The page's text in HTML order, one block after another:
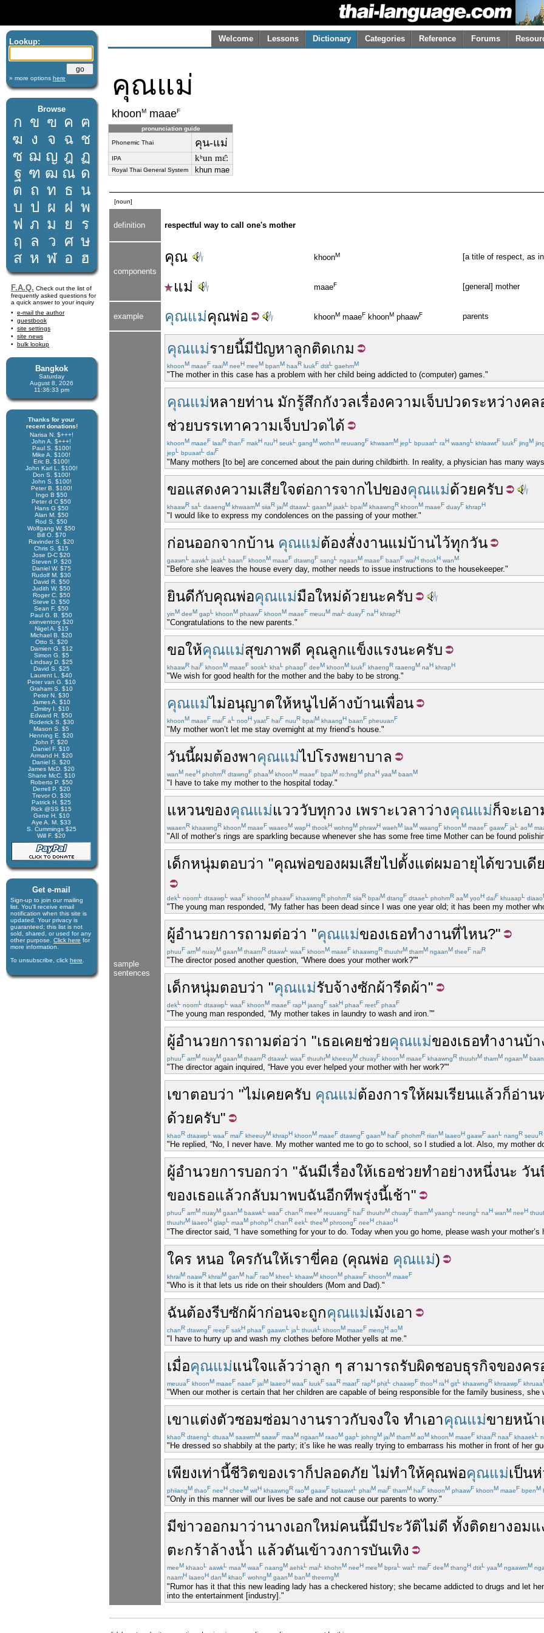
Lookup:
» more options here
Browse
ก ข ฃ ค ฅ
ฆ ง จ ฉ ช
ซ ฌ ญ ฎ ฏ
ฐ ฑ ฒ ณ ด
ต ถ ท ธ น
บ ป ผ ฝ พ
ฟ ภ ม ย
ร
ฤ
ล ว ศ ษ
ส ห ฬ อ ฮ
F.A.Q. Check out the list of
frequently asked questions for
a quick answer to your inquiry
e-mail the author
guestbook
site settings
site news
bulk lookup
Bangkok
Saturday
August 8, 2026
11:36:34 pm
Thanks for your
recent donations!
Narisa N. $+++!
John A. $+++!
Paul S. $100!
Mike A. $100!
Eric B. $100!
John Karl L. $100!
Don S. $100!
John S. $100!
Peter B. $100!
Ingo B $50
Peter d C $50
Hans G $50
Alan M. $50
Rod S. $50
Wolfgang W. $50
Bill O. $70
Ravinder S. $20
Chris S. $15
Jose D-C $20
Steven P. $20
Daniel W. $75
Rudolf M. $30
David R. $50
Judith W. $50
Roger C. $50
Steve D. $50
Sean F. $50
Paul G. B. $50
xsinventory $20
Nigel A. $15
Michael B. $20
Otto S. $20
Damien G. $12
Simon G. $5
Lindsay D. $25
David S. $25
Laurent L. $40
Peter van G. $10
Graham S. $10
Peter N. $30
James A. $10
Dmitry I. $10
Edward R. $50
Roderick S. $30
Mason S. $5
Henning E. $20
John F. $20
Daniel F. $10
Armand H. $20
Daniel S. $20
James McD. $20
Shane McC. $10
Roberto P. $50
Derrell P. $20
Trevor O. $30
Patrick H. $25
Rick @SS $15
Gene H. $10
Aye A. M. $33
S. Cummings $25
Will F. $20
Get e-mail
Sign-up to join our mail­ing
list. You'll receive e­mail
notification when this site is
updated. Your privacy is
guaran­teed; this list is not
sold, shared, or used for any
other purpose. Click here for
more infor­mation.
To unsubscribe, click here
Welcome Lessons Dictionary Categories Reference Forums
คุณแม่
khoonM maaeF
pronunciation guide
Phonemic Thai คุน-แม่
IPA kʰun mɛ̂ː
Royal Thai General System khun mae
[noun]
definition respectful way to call one's mother
components
คุณ khoonM [a title of respect, as
แม่ maaeF [general] mother
example คุณแม่คุณพ่อ khoonM maaeF khoonM phaawF parents
sample
sentences
คุณแม่รายนี้มีปัญหาลูกติดเกม
khoonM maaeF raaiM neeH meeM bpanM haaR luukF dtitL gaehmM
"The mother in this case has a problem with her child being addicted to (computer) games."
คุณแม่หลายท่าน มักรู้สึกกังวลเรื่องความเจ็บปวดระหว่างคล
ช่วยบรรเทาความเจ็บปวดได้
khoonM maaeF laaiR thanF makH ruuH seukL gangM wohnM reuuangF khwaamM jepL bpuaatL raH waangL khlaawtF luukF jingM jing
jepL bpuaatL daiF
"Many mothers [to be] are concerned about the pain during childbirth. In reality, a physician has many
ขอแสดงความเสียใจต่อการจากไปของคุณแม่ด้วยครับ
khaawR saL daaengM khwaamM siiaR jaiM dtaawL gaanM jaakL bpaiM khaawngR khoonM maaeF duayF khrapH
"I would like to express my condolences on the passing of your mother."
ก่อนออกจากบ้าน คุณแม่ต้องสั่งงานแม่บ้านไว้ทุกวัน
gaawnL aawkL jaakL baanF khoonM maaeF dtawngF sangL ngaanM maaeF baanF waiH thookH wanM
"Before she leaves the house every day, mother needs to issue instructions to the housekeeper."
ยินดีกับคุณพ่อคุณแม่มือใหม่ด้วยนะครับ
yinM deeM gapL khoonM phaawF khoonM maaeF meuuM maiL duayF naH khrapH
"Congratulations to the new parents."
ขอให้คุณแม่สุขภาพดี คุณลูกแข็งแรงนะครับ
khaawR haiF khoonM maaeF sookL khaL phaapF deeM khoonM luukF khaengR raaengM naH khrapH
"We wish for good health for the mother and the baby to be strong."
คุณแม่ไม่อนุญาตให้หนูไปค้างบ้านเพื่อน
khoonM maaeF maiF aL nooH yaatF haiF nuuR bpaiM khaangH baanF pheuuanF
"My mother won’t let me stay overnight at my friend’s house."
วันนี้ผมต้องพาคุณแม่ไปโรงพยาบาล
wanM neeH phohmR dtawngF phaaM khoonM maaeF bpaiM ro:hngM phaH yaaM baanM
"I have to take my mother to the hospital today."
แหวนของคุณแม่แวววับทุกวง เพราะเวลาว่างคุณแม่ก็จะเอ
waaenR khaawngR khoonM maaeF waaeoM wapH thookH wohngM phrawH waehM laaM waangF khoonM maaeF gaawF jaL aoM
"All of mother’s rings are sparkling because whenever she has some free time Mother can be found
เด็กหนุ่มตอบว่า "คุณพ่อของผมเสียไปตั้งแต่ผมอายุได้ขวบเดี
dekL noomL dtaawpL waaF khoonM phaawF khaawngR phohmR siiaR bpaiM dtangF dtaaeL phohmR aaM yooH daiF khuaapL diaao
"The young man responded, “My father has been dead since I was one year old; it has been my mother
ผู้อำนวยการถามต่อว่า "คุณแม่ของเธอทำงานที่ไหน?"
phuuF amM nuayM gaanM thaamR dtaawL waaF khoonM maaeF khaawngR thuuhrM thamM ngaanM theeF naiR
"The director posed another question, “Where does your mother work?”"
เด็กหนุ่มตอบว่า "คุณแม่รับจ้างซักผ้ารีดผ้า"
dekL noomL dtaawpL waaF khoonM maaeF rapH jaangF sakH phaaF reetF phaaF
"The young man responded, “My mother takes in laundry to wash and iron.”"
ผู้อำนวยการถามต่อว่า "เธอเคยช่วยคุณแม่ของเธอทำงานบ้า
phuuF amM nuayM gaanM thaamR dtaawL waaF thuuhrM kheeuyM chuayF khoonM maaeF khaawngR thuuhrM thamM ngaanM
"The director again inquired, “Have you ever helped your mother with her work?”"
เขาตอบว่า "ไม่เคยครับ คุณแม่ต้องการให้ผมเรียนแล้วก็อ่าน
ด้วยครับ"
khaoR dtaawpL waaF maiF kheeuyM khrapH khoonM maaeF dtawngF gaanM haiF phohmR riianM laaeoH gaawF aanL nangR seuuR
"He replied, “No, I never have. My mother wanted me to go to school, so I studied a lot. Also, my mother
ผู้อำนวยการบอกว่า "ฉันมีเรื่องให้เธอช่วยทำอย่างหนึ่งนะ วัน
ของเธอแล้วกลับมาพบฉันอีกทีพรุ่งนี้เช้า"
phuuF amM nuayM gaanM baawkL waaF chanR meeM reuuangF haiF thuuhrM chuayF thamM yaangL neungL naH wanM neeH
thuuhrM laaeoH glapL maaM phohpH chanR eekL theeM phroongF neeH chaaoH
"The director said, “I have something for your to do. Today when you go home, please wash your
ใคร หนอ ใครกันให้เราขี่คอ (คุณพ่อ คุณแม่)
khraiM naawR khraiM ganM haiF raoM kheeL khaawM khoonM phaawF khoonM maaeF
"Who is it that lets us ride on their shoulders (Mom and Dad)."
ฉันต้องรีบซักผ้าก่อนจะถูกคุณแม่เม้งเอา
chanR dtawngF reepF sakH phaaF gaawnL jaL thuukL khoonM maaeF mengH aoM
"I have to hurry up and wash my clothes before Mother yells at me."
เมื่อคุณแม่แน่ใจแล้วว่าลูก ๆ สามารถรับผิดชอบธุรกิจของคร
meuuaF khoonM maaeF naaeF jaiM laaeoH waaF luukF saaR maatF rapH phitL chaawpF thooH raH gitL khaawngR khraawpF khruaa
"When our mother is certain that her children are capable of being responsible for the family business,
เขาแต่งตัวซอมซ่อมางานราวกับจงใจ ทำเอาคุณแม่ขายหน้า
khaoR dtaengL dtuaaM saawmM saawF maaM ngaanM raaoM gapL johngM jaiM thamM aoM khoonM maaeF khaaiR naaF khaaekL
"He dressed so shabbily at the party; it’s like he was really trying to embarrass his mother in front of her
เพียงเท่านี้ชีวิตของเราก็ปลอดภัย ไม่ทำให้คุณพ่อคุณแม่เป็น
phiiangM thaoF neeH cheeM witH khaawngR raoM gaawF bplaawtL phaiM maiF thamM haiF khoonM phaawF khoonM maaeF bpenM
"Only in this manner will our lives be safe and not cause our parents to worry."
มีข่าวออกมาว่านางเอกใหม่คนนี้มีประวัติไม่ดี ทั้งติดยางอมแ
ตะกร้าล้างน้ำ แล้วดันเข้าวงการบันเทิง
meeM khaaoL aawkL maaM waaF naangM aehkL maiL khohnM neeH meeM bpraL watL maiF deeM thangH dtitL yaaM ngaawmM
naamH laaeoH danM khaoF wohngM gaanM banM theerngM
"Rumor has it that this new leading lady has a checkered history; she became addicted to drugs and let
into the entertainment [industry]."